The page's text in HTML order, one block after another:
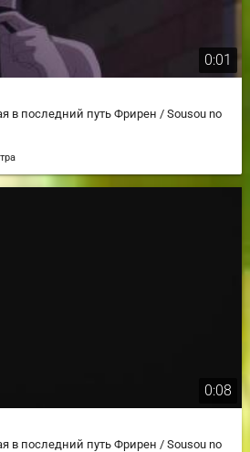
0:01
в последний путь Фрирен / Sousou no
0:08
в последний путь Фрирен / Sousou no